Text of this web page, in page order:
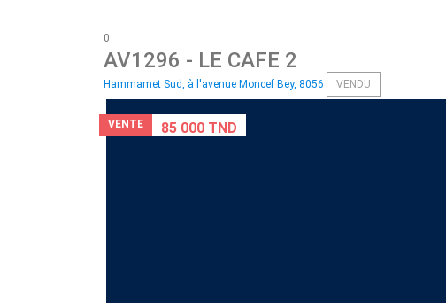
0
AV1296 - LE CAFE 2
Hammamet Sud, à l'avenue Moncef Bey, 8056 VENDU
VENTE 85 000 TND